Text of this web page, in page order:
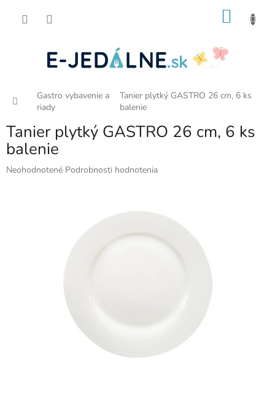
Domov
Gastro vybavenie a
riady
Tanier plytký GASTRO 26 cm, 6 ks
balenie
Tanier plytký GASTRO 26 cm, 6 ks
balenie
Priemerné
Neohodnotené Podrobnosti hodnotenia